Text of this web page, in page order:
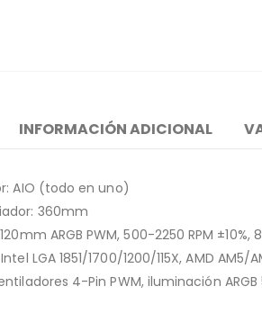
INFORMACIÓN ADICIONAL
AIO (todo en uno)
360mm
ARGB PWM, 500-2250 RPM
LGA 1851/1700/1200/115X, AMD AM5/
4-Pin PWM, iluminación